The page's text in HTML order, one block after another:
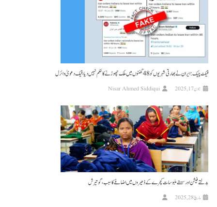
فیکٹ چیک: ایران نے بھارتی شہریوں کو 48 گھنٹوں میں ملک چھوڑنے کا حکم نہیں دیا، فیک دعویٰ وائرل
جون 17, 2025 Nisar Ahmed Siddiqui
بدلتے فیشن اور سستے ملبوسات کچرے کے ڈھیروں میں اضافے کا سبب، گوتیرش
مارچ 28, 2025